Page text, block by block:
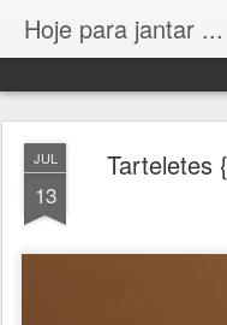
Hoje para jantar ...
JUL
13
Tarteletes